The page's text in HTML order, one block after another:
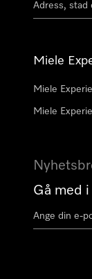
Miele
Miele
Miele
Gå med